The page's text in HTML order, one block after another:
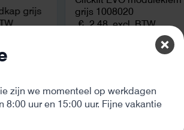
grijs
grijs 1008020
€2,48 excl. BTW
zijn we momenteel op werkdagen
8:00 uur en 15:00 uur. Fijne vakantie